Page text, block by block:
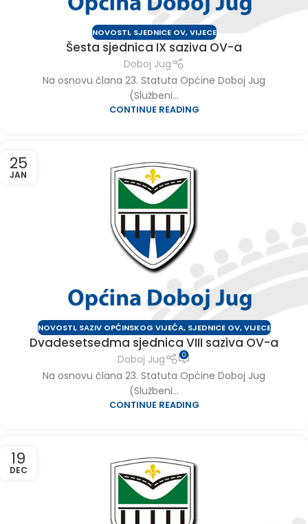
NOVOSTI, SJEDNICE OV,VIJECE
Šesta sjednica IX saziva OV-a
Doboj Jug
Na osnovu člana 23. Statuta Općine Doboj Jug
(Službeni...
CONTINUE READING
25
JAN
NOVOSTI, SAZIV OPĆINSKOG VIJEĆA, SJEDNICE OV,VIJECE
Dvadesetsedma sjednica VIII saziva OV-a
Doboj Jug 0
Na osnovu člana 23. Statuta Općine Doboj Jug
(Službeni...
CONTINUE READING
19
DEC